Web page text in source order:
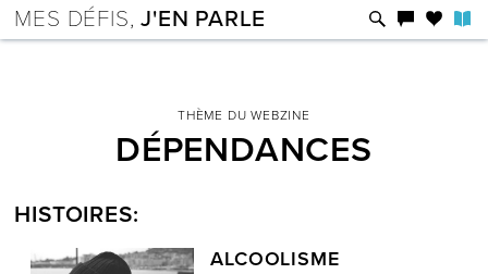
MES DÉFIS,J'EN PARLE
THÈME DU WEBZINE
DÉPENDANCES
HISTOIRES:
ALCOOLISME